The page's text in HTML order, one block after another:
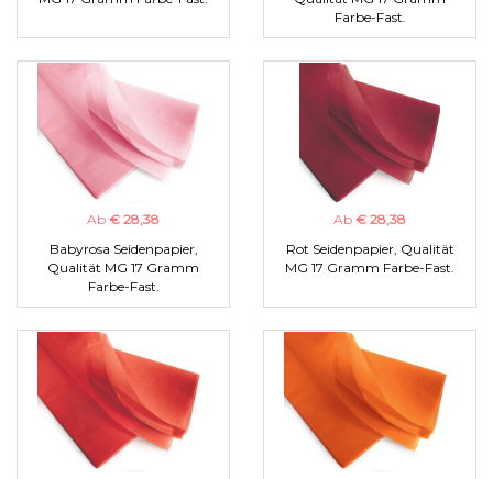
Farbe-Fast.
Ab € 28,38
Babyrosa Seidenpapier,
Qualität MG 17 Gramm
Farbe-Fast.
Ab € 28,38
Rot Seidenpapier, Qualität
MG 17 Gramm Farbe-Fast.